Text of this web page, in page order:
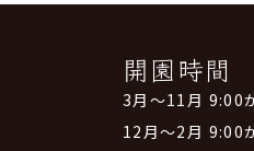
開園時間
3月～11月 9:00
12月～2月 9:00